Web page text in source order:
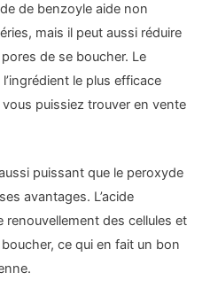
de benzoyle aide non
mais il peut aussi réduire
de se boucher. Le
le plus efficace
puissiez trouver en vente
puissant que le peroxyde
avantages. L’acide
renouvellement des cellules et
ce qui en fait un bon